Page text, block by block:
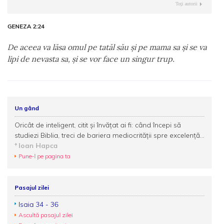
Toţi autorii
GENEZA 2:24
De aceea va lăsa omul pe tatăl său şi pe mama sa şi se va
lipi de nevasta sa, şi se vor face un singur trup.
Un gând
Oricât de inteligent, citit și învățat ai fi: când începi să
studiezi Biblia, treci de bariera mediocrității spre excelență...
Ioan Hapca
Pune-l pe pagina ta
Pasajul zilei
Isaia 34 - 36
Ascultă pasajul zilei